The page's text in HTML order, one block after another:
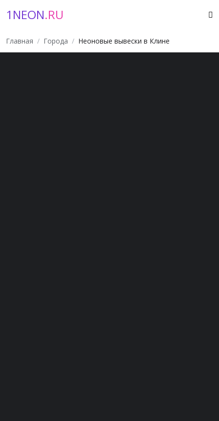
1NEON.RU
Главная Города Неоновые вывески в Клине